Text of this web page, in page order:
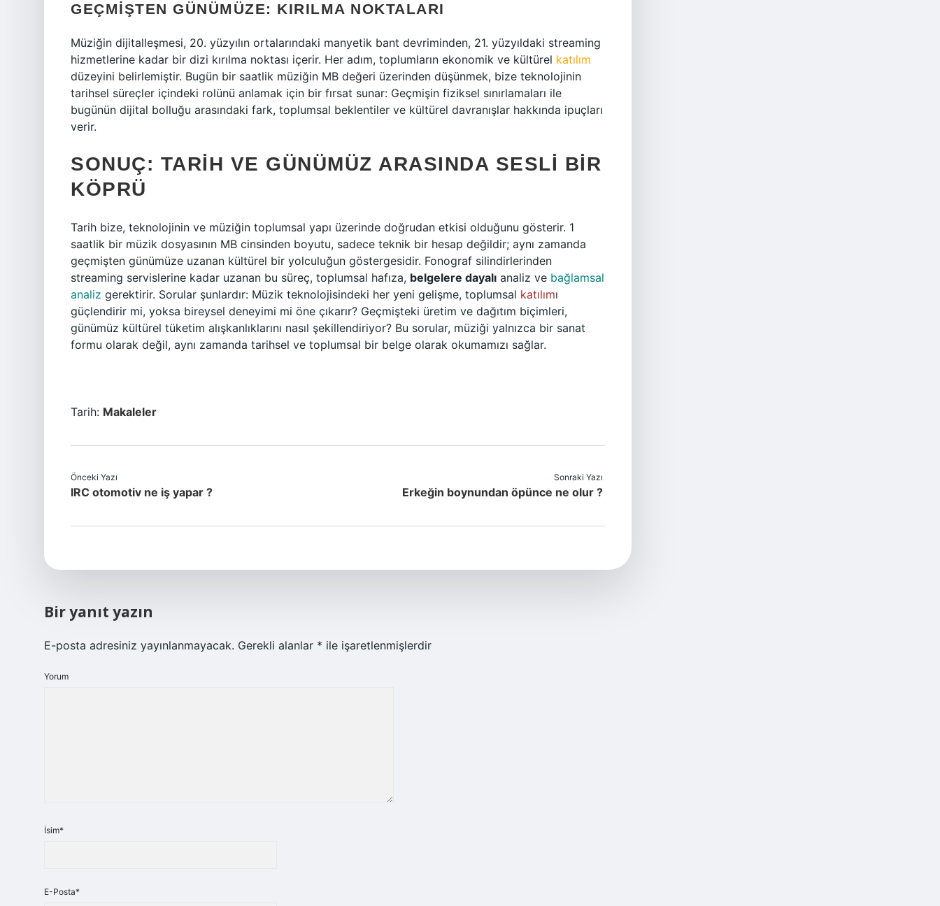
GEÇMIŞTEN GÜNÜMÜZE: KIRILMA NOKTALARI
Müziğin dijitalleşmesi, 20. yüzyılın ortalarındaki manyetik bant devriminden, 21. yüzyıldaki streaming
hizmetlerine kadar bir dizi kırılma noktası içerir. Her adım, toplumların ekonomik ve kültürel katılım
düzeyini belirlemiştir. Bugün bir saatlik müziğin MB değeri üzerinden düşünmek, bize teknolojinin
tarihsel süreçler içindeki rolünü anlamak için bir fırsat sunar: Geçmişin fiziksel sınırlamaları ile
bugünün dijital bolluğu arasındaki fark, toplumsal beklentiler ve kültürel davranışlar hakkında ipuçları
verir.
SONUÇ: TARIH VE GÜNÜMÜZ ARASINDA SESLI BIR
KÖPRÜ
Tarih bize, teknolojinin ve müziğin toplumsal yapı üzerinde doğrudan etkisi olduğunu gösterir. 1
saatlik bir müzik dosyasının MB cinsinden boyutu, sadece teknik bir hesap değildir; aynı zamanda
geçmişten günümüze uzanan kültürel bir yolculuğun göstergesidir. Fonograf silindirlerinden
streaming servislerine kadar uzanan bu süreç, toplumsal hafıza, belgelere dayalı analiz ve bağlamsal
analiz gerektirir. Sorular şunlardır: Müzik teknolojisindeki her yeni gelişme, toplumsal katılımı
güçlendirir mi, yoksa bireysel deneyimi mi öne çıkarır? Geçmişteki üretim ve dağıtım biçimleri,
günümüz kültürel tüketim alışkanlıklarını nasıl şekillendiriyor? Bu sorular, müziği yalnızca bir sanat
formu olarak değil, aynı zamanda tarihsel ve toplumsal bir belge olarak okumamızı sağlar.
Tarih: Makaleler
Önceki Yazı
IRC otomotiv ne iş yapar ?
Sonraki Yazı
Erkeğin boynundan öpünce ne olur ?
Bir yanıt yazın
E-posta adresiniz yayınlanmayacak. Gerekli alanlar * ile işaretlenmişlerdir
Yorum
İsim*
E-Posta*